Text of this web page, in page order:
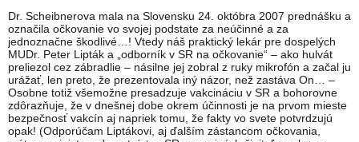
Dr. Scheibnerova mala na Slovensku 24. októbra 2007 prednášku a
označila očkovanie vo svojej podstate za neúčinné a za
jednoznačne škodlivé…! Vtedy náš praktický lekár pre dospelých
MUDr. Peter Lipták a „odborník v SR na očkovanie“ – ako hulvát
preliezol cez zábradlie – násilne jej zobral z ruky mikrofón a začal ju
urážať, len preto, že prezentovala iný názor, než zastáva On… –
Osobne totiž všemožne presadzuje vakcináciu v SR a bohorovne
zdôrazňuje, že v dnešnej dobe okrem účinnosti je na prvom mieste
bezpečnosť vakcín aj napriek tomu, že fakty vo svete potvrdzujú
opak! (Odporúčam Liptákovi, aj ďalším zástancom očkovania,